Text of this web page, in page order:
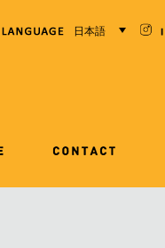
日本語